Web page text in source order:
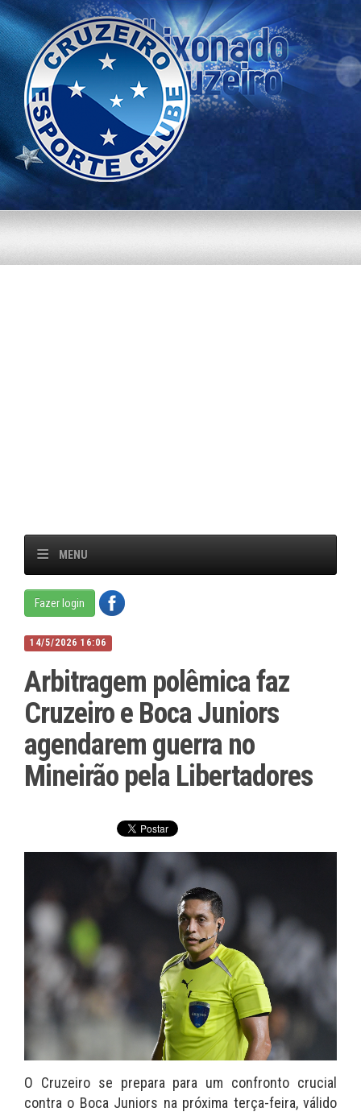
MENU
Fazer login
14/5/2026 16:06
Arbitragem polêmica faz
Cruzeiro e Boca Juniors
agendarem guerra no
Mineirão pela Libertadores
O Cruzeiro se prepara para um confronto crucial
contra o Boca Juniors na próxima terça-feira, válido